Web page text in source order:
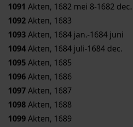
1091 Akten, 1682 mei 8-1682 dec.
1092Akten, 1683
1093Akten, 1684 jan.-1684 juni
1094Akten, 1684 juli-1684 dec.
1095Akten, 1685
1096Akten, 1686
1097Akten, 1687
1098Akten, 1688
1099Akten, 1689